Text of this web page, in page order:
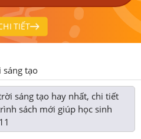
TIẾT
sáng tạo
sáng tạo hay nhất, chi tiết
sách mới giúp học sinh